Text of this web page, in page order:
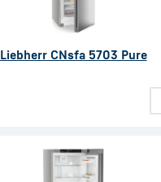
Liebherr CNsfa 5703 Pure